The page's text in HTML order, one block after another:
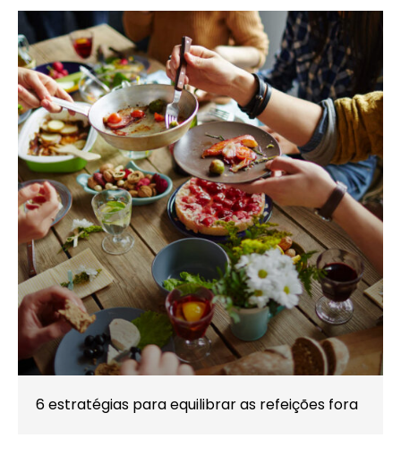
6 estratégias para equilibrar as refeições fora